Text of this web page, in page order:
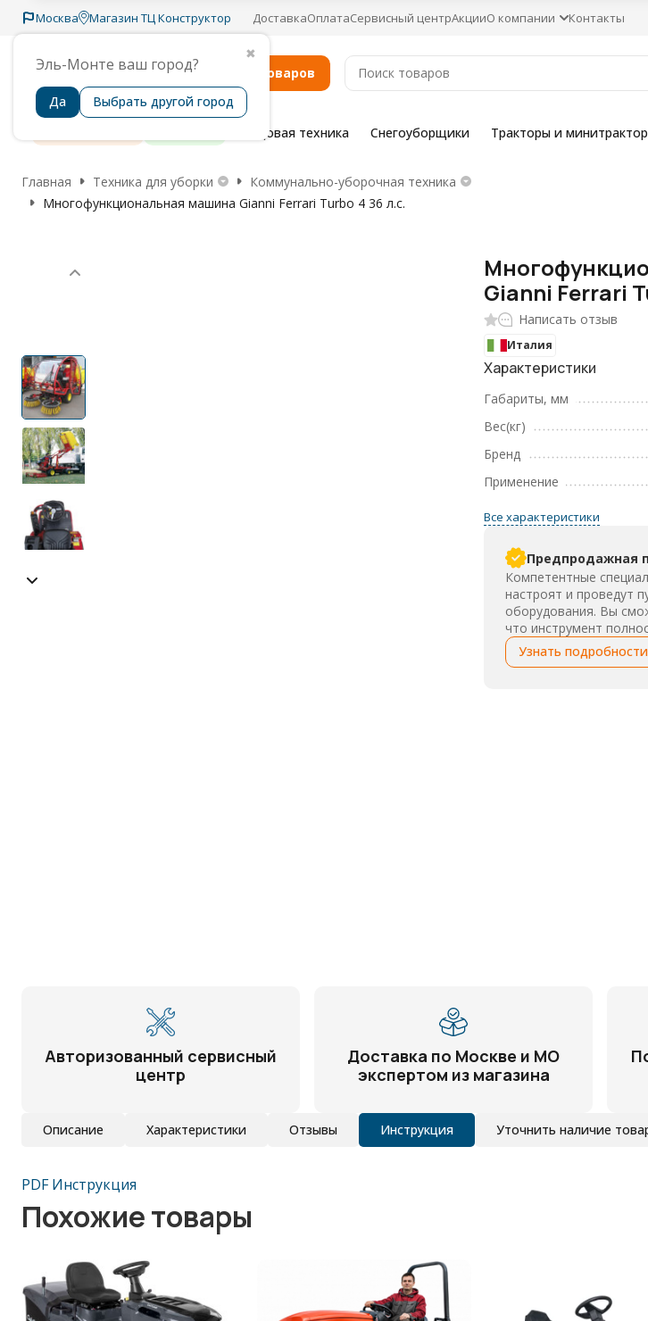
Москва
✖
Эль-Монте ваш город?
Да Выбрать другой город
Магазин ТЦ Конструктор ДоставкаОплатаСервисный центрАкцииО компании Контакты
Каталог товаров
Садовая техника Снегоуборщики Тракторы и
Главная Техника для уборки
Коммунально-уборочная техника
Многофункциональная машина Gianni Ferrari Turbo 4 36 л.с.
Gianni Ferrari
Написать отзыв
Италия
Характеристики
Габариты, мм
Вес(кг)
Бренд
Применение
Все характеристики
Предпродажная
Компетентные
настроят и проведут
оборудования. Вы
что инструмент
Узнать подробности
Авторизованный сервисный
центр
Доставка по Москве и МО
экспертом из магазина
Описание Характеристики Отзывы Инструкция Уточнить наличие
PDF Инструкция
Похожие товары